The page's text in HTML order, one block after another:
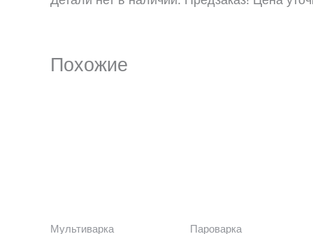
Похожие
Мультиварка Пароварка